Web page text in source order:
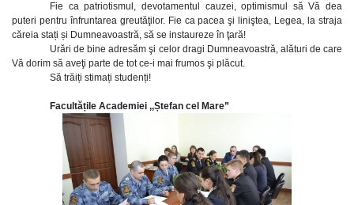
Fie ca patriotismul, devotamentul cauzei, optimismul să Vă dea
puteri pentru înfruntarea greutăţilor. Fie ca pacea şi liniştea, Legea, la straja
căreia stați și Dumneavoastră, să se instaureze în ţară!
Urări de bine adresăm şi celor dragi Dumneavoastră, alături de care
Vă dorim să aveţi parte de tot ce-i mai frumos şi plăcut.
Să trăiți stimați studenți!
Facultățile Academiei ,,Ștefan cel Mare”